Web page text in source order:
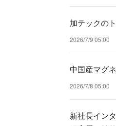
加テックの
2026/7/9 05:00
中国産マグ
2026/7/8 05:00
新社長イン